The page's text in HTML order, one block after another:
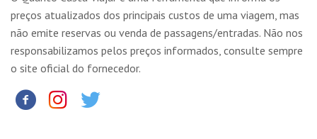
preços atualizados dos principais custos de uma viagem, mas
não emite reservas ou venda de passagens/entradas. Não nos
responsabilizamos pelos preços informados, consulte sempre
o site oficial do fornecedor.